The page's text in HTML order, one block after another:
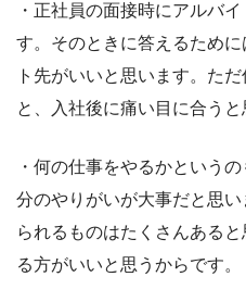
・正社員の面接時にアルバ
す。そのときに答えるため
ト先がいいと思います。た
と、入社後に痛い目に合うと
・何の仕事をやるかという
分のやりがいが大事だと思
られるものはたくさんある
る方がいいと思うからです。